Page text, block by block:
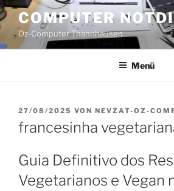
Zum
Inhalt
springen
COMPUTER
Oz-Computer Thannhausen
Menü
VERÖFFENTLICHT
AM
27/08/2025 VON NEVZAT-OZ-
francesinha
Guia Definitivo dos
Vegetarianos e Vegan